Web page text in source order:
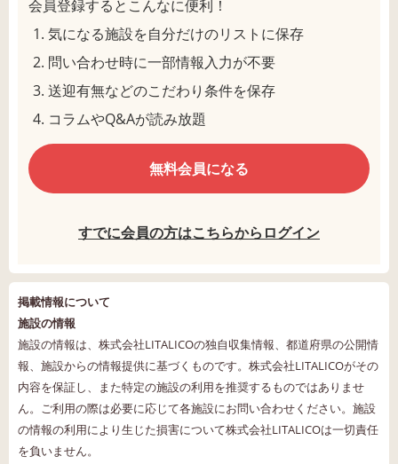
会員登録するとこんなに便利！
気になる施設を自分だけのリストに保存
問い合わせ時に一部情報入力が不要
送迎有無などのこだわり条件を保存
コラムやQ&Aが読み放題
無料会員になる
すでに会員の方はこちらからログイン
掲載情報について
施設の情報
施設の情報は、株式会社LITALICOの独自収集情報、都道府県の公開情
報、施設からの情報提供に基づくものです。株式会社LITALICOがその
内容を保証し、また特定の施設の利用を推奨するものではありませ
ん。ご利用の際は必要に応じて各施設にお問い合わせください。施設
の情報の利用により生じた損害について株式会社LITALICOは一切責任
を負いません。